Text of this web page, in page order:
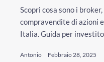
Scopri cosa sono i
compravendite di azioni
Italia. Guida per
Antonio Febbraio 28, 2025